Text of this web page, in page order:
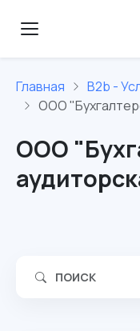
Главная B2b -
ООО
ООО
ПОИСК